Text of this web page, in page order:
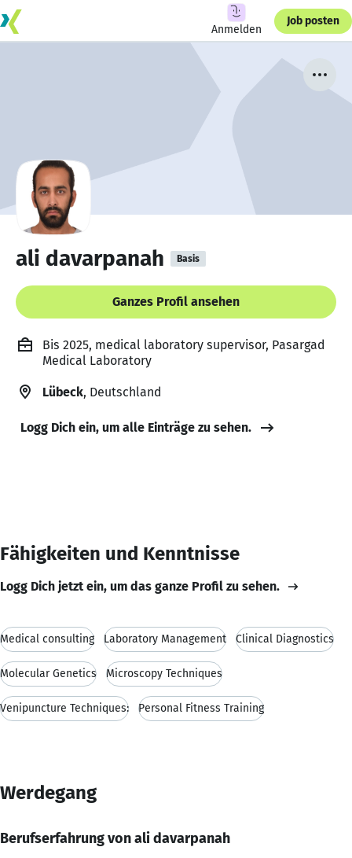
Anmelden
Job posten
ali davarpanah Basis
Ganzes Profil ansehen
Bis 2025, medical laboratory supervisor, Pasargad
Medical Laboratory
Lübeck, Deutschland
Logg Dich ein, um alle Einträge zu sehen.
Fähigkeiten und Kenntnisse
Logg Dich jetzt ein, um das ganze Profil zu sehen.
Medical consulting Laboratory Management Clinical Diagnostics
Molecular Genetics Microscopy Techniques
Venipuncture Techniques: Personal Fitness Training
Werdegang
Berufserfahrung von ali davarpanah